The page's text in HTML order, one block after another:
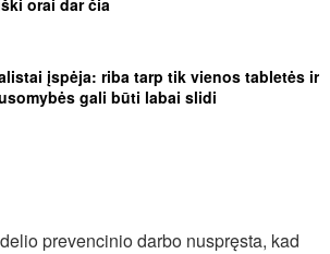
įspėja: riba tarp tik vienos tabletės ir
gali būti labai slidi
prevencinio darbo nuspręsta, kad